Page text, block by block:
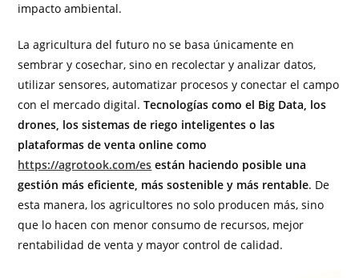
impacto ambiental.
La agricultura del futuro no se basa únicamente en
sembrar y cosechar, sino en recolectar y analizar datos,
utilizar sensores, automatizar procesos y conectar el campo
con el mercado digital.Tecnologías como el Big Data, los
drones, los sistemas de riego inteligentes o las
plataformas de venta online como
https://agrotook.com/es están haciendo posible una
gestión más eficiente, más sostenible y más rentable. De
esta manera, los agricultores no solo producen más, sino
que lo hacen con menor consumo de recursos, mejor
rentabilidad de venta y mayor control de calidad.